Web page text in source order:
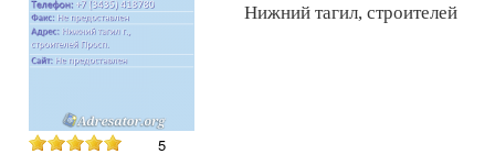
5
Нижний тагил, строителей